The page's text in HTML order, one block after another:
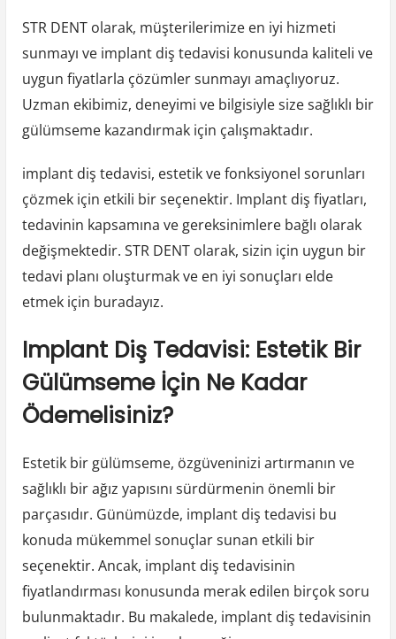
STR DENT olarak, müşterilerimize en iyi hizmeti
sunmayı ve implant diş tedavisi konusunda kaliteli ve
uygun fiyatlarla çözümler sunmayı amaçlıyoruz.
Uzman ekibimiz, deneyimi ve bilgisiyle size sağlıklı bir
gülümseme kazandırmak için çalışmaktadır.
implant diş tedavisi, estetik ve fonksiyonel sorunları
çözmek için etkili bir seçenektir. Implant diş fiyatları,
tedavinin kapsamına ve gereksinimlere bağlı olarak
değişmektedir. STR DENT olarak, sizin için uygun bir
tedavi planı oluşturmak ve en iyi sonuçları elde
etmek için buradayız.
Implant Diş Tedavisi: Estetik Bir
Gülümseme İçin Ne Kadar
Ödemelisiniz?
Estetik bir gülümseme, özgüveninizi artırmanın ve
sağlıklı bir ağız yapısını sürdürmenin önemli bir
parçasıdır. Günümüzde, implant diş tedavisi bu
konuda mükemmel sonuçlar sunan etkili bir
seçenektir. Ancak, implant diş tedavisinin
fiyatlandırması konusunda merak edilen birçok soru
bulunmaktadır. Bu makalede, implant diş tedavisinin